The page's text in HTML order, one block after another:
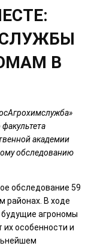
В
академии
обследованию
обследование 59
районах. В ходе
агрономы
особенности и